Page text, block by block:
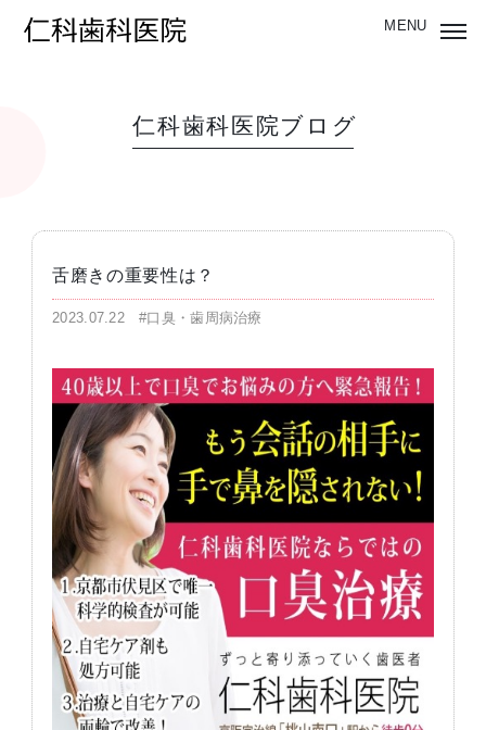
仁科歯科医院ブログ
舌磨きの重要性は？
2023.07.22#口臭・歯周病治療